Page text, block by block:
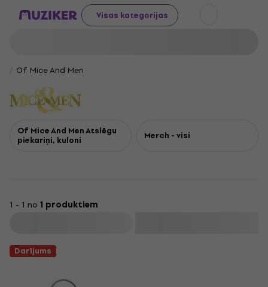
Visas kategorijas
Of Mice And Men
Of Mice And Men Atslēgu
piekariņi, kuloni Merch - visi
1 - 1 no 1 produktiem
Darījums